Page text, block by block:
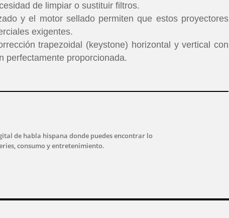
de limpiar o sustituir filtros.
y el motor sellado permiten que estos proyectores
exigentes.
trapezoidal (keystone) horizontal y vertical con
perfectamente proporcionada.
de habla hispana donde puedes encontrar lo
consumo y entretenimiento.